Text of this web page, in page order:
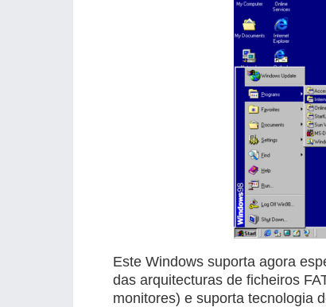
Este Windows suporta agora
das arquitecturas de ficheiros
monitores) e suporta tecnologia